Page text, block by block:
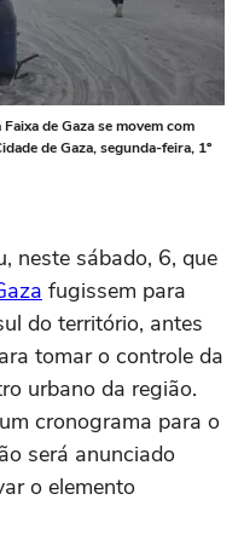
de Gaza se movem com
de Gaza, segunda-feira, 1º
neste sábado, 6, que
fugissem para
do território, antes
tomar o controle da
urbano da região.
cronograma para o
será anunciado
o elemento